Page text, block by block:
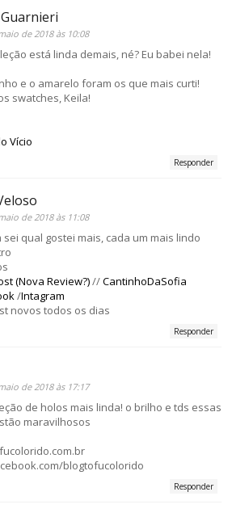
de 2018 às 10:08
está linda demais, né? Eu babei nela!
e o amarelo foram os que mais curti!
swatches, Keila!
Vício
Responder
de 2018 às 11:08
sei qual gostei mais, cada um mais lindo
(Nova Review?)//CantinhoDaSofia
/Intagram
novos todos os dias
Responder
de 2018 às 17:17
de holos mais linda! o brilho e tds essas
maravilhosos
blogtofucolorido
Responder